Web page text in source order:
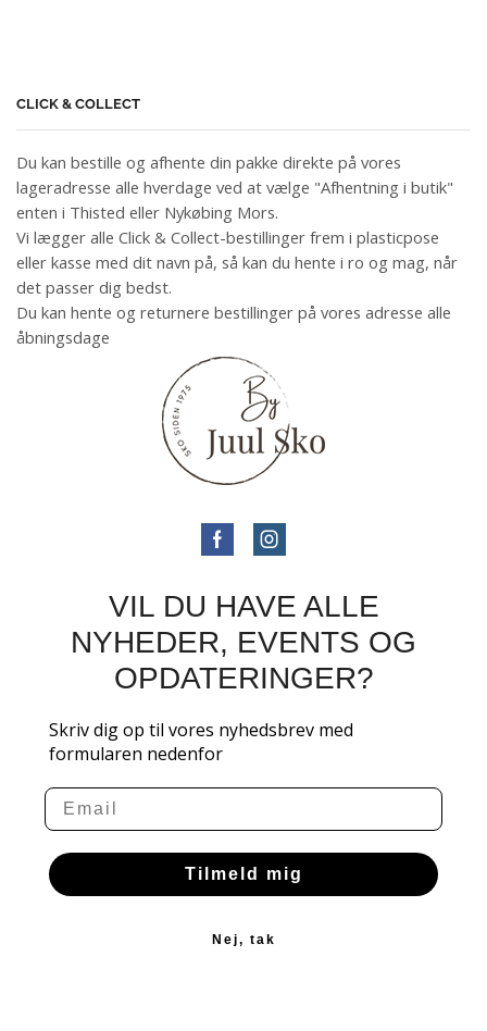
CLICK & COLLECT
Du kan bestille og afhente din pakke direkte på vores
lageradresse alle hverdage ved at vælge "Afhentning i butik"
enten i Thisted eller Nykøbing Mors.
Vi lægger alle Click & Collect-bestillinger frem i plasticpose
eller kasse med dit navn på, så kan du hente i ro og mag, når
det passer dig bedst.
Du kan hente og returnere bestillinger på vores adresse alle
åbningsdage
VIL DU HAVE ALLE
NYHEDER, EVENTS OG
OPDATERINGER?
Skriv dig op til vores nyhedsbrev med
formularen nedenfor
Email
Tilmeld mig
Nej, tak